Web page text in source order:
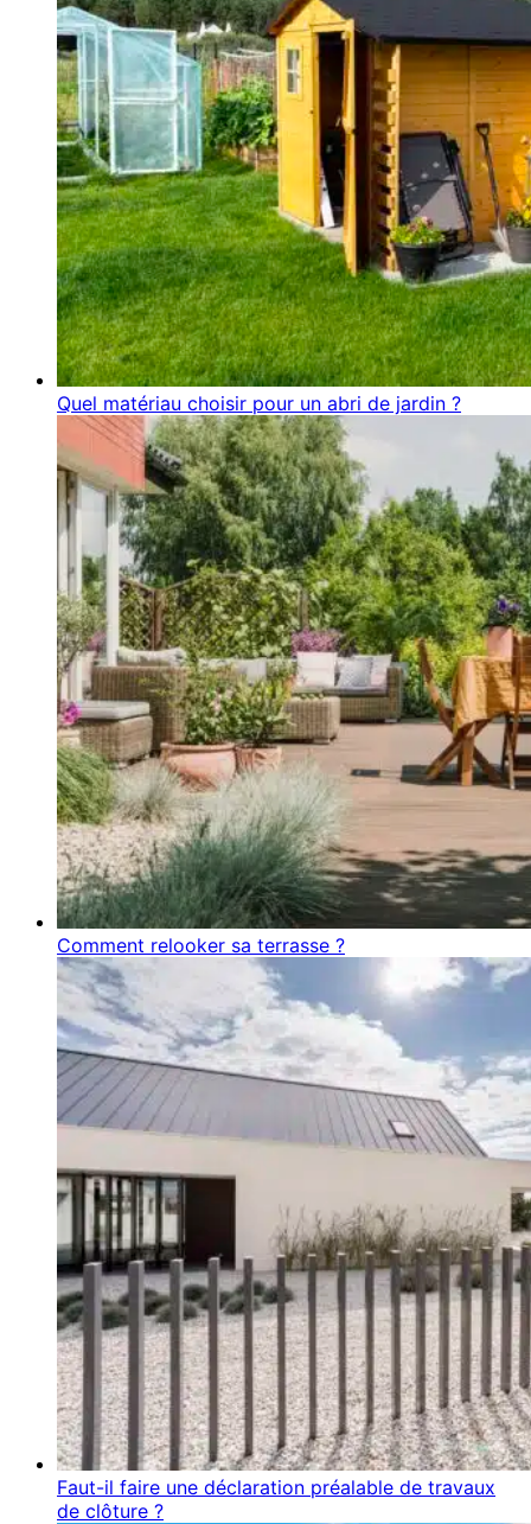
Quel matériau choisir pour un abri de jardin ?
Comment relooker sa terrasse ?
Faut-il faire une déclaration préalable de travaux
de clôture ?